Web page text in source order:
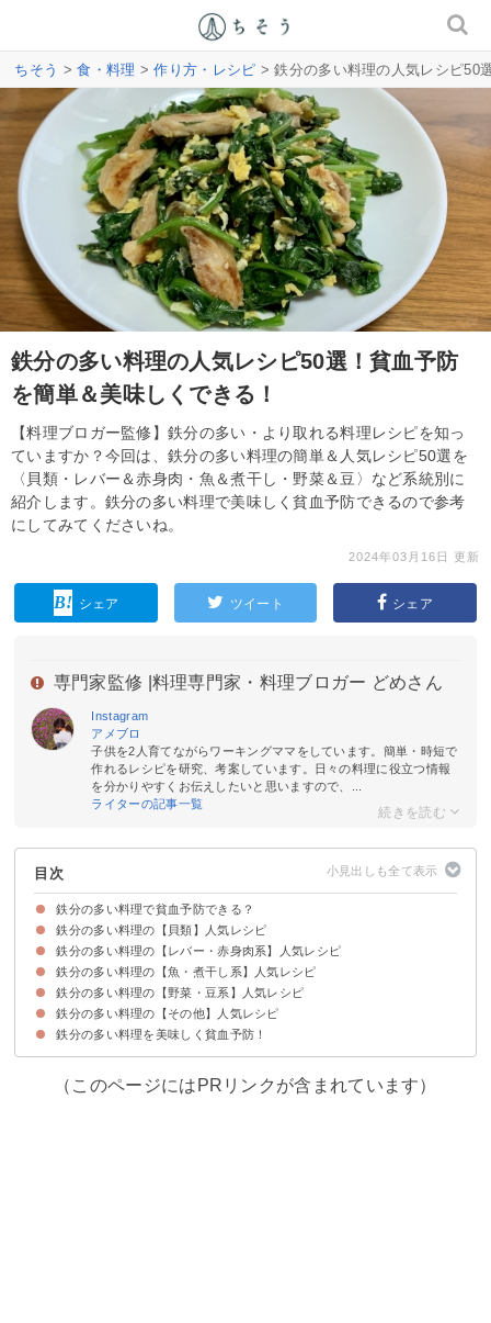
ちそう >食・料理 >作り方・レシピ > 鉄分の多い料理の人気レシピ50
鉄分の多い料理の人気レシピ50選！貧血予防
を簡単＆美味しくできる！
【料理ブロガー監修】鉄分の多い・より取れる料理レシピを知っ
ていますか？今回は、鉄分の多い料理の簡単＆人気レシピ50選を
〈貝類・レバー＆赤身肉・魚＆煮干し・野菜＆豆〉など系統別に
紹介します。鉄分の多い料理で美味しく貧血予防できるので参考
にしてみてくださいね。
2024年03月16日 更新
シェア ツイート シェア
専門家監修 | 料理専門家・料理ブロガー どめさん
Instagram
アメブロ
子供を2人育てながらワーキングママをしています。簡単・時短で
作れるレシピを研究、考案しています。日々の料理に役立つ情報
を分かりやすくお伝えしたいと思いますので、...
ライターの記事一覧
目次
鉄分の多い料理で貧血予防できる？
鉄分の多い食材とは？
鉄分の多い料理の【貝類】人気レシピ
①作り置きもできるあさりと切り干し大根の煮物
②あさりと厚揚げの炒め物
③あさりのボンゴレパスタ
④クラムチャウダー
⑤疲労回復にも良いしじみのスープ
⑥あさりとほうれん草のバターソテー
⑦ボリューム満点アクアパッツァ
⑧簡単なあさりのフォー
鉄分の多い料理の【レバー・赤身肉系】人気レシピ
①牛もも肉の赤ワイン煮
②ニンニク風味の牛もも肉のたたき
③鶏レバーのウスターソース煮
④おしゃれなレバーのトマト煮
⑤牛ヒレ肉のカツレツ
⑥鶏レバーの竜田揚げ
⑦タンパク質豊富なハツの塩炒め
⑧豚レバーの炒め物
⑨砂肝のガーリック炒め
⑩牛ヒレ肉の和風丼
⑪鶏レバーで作るボロネーゼパスタ
⑫韓国風レバーのオムレツ
鉄分の多い料理の【魚・煮干し系】人気レシピ
①カルシウム豊富な煮干しと小松菜の和え物
②カツオのたたきで作る漬けうどん
③カツオのピカタ
④ひじき入りいわしのつみれ
⑤いわしのつみれ汁
⑥カツオのトマト煮込み
⑦オイルサーディンの甘酢漬け
⑧血合いのフライ
⑨カツオの照り焼き
⑩タンパク質たっぷりのいわしのメンチカツ
鉄分の多い料理の【野菜・豆系】人気レシピ
①ほうれん草とひじきのサラダ
②高野豆腐で作るコーンスープ
③ひじきと小松菜の炒め物
④さつまいものプルーン煮
⑤高野豆腐のヘルシーグラタン
⑥高野豆腐とほうれん草の和え物
⑦ほうれん草のチャーハン
⑧タンパク質も豊富な大豆のコロッケ
⑨ほうれん草と卵の炒め物
⑩小松菜の豆乳スープ
⑪ひじき入りおからのサラダ
⑫作り置きもできる黒豆
⑬カルシウムも豊富な小松菜としらすの和え物
⑭ゼンマイの煮物
⑮揚げだし高野豆腐
⑯枝豆と塩昆布のおにぎり
鉄分の多い料理の【その他】人気レシピ
①しらすと卵黄のペペロンチーノ
②ひじきの炊き込みご飯
③海苔入り卵焼き
④ひじきのマヨネーズ和え
鉄分の多い料理を美味しく貧血予防！
（このページにはPRリンクが含まれています）